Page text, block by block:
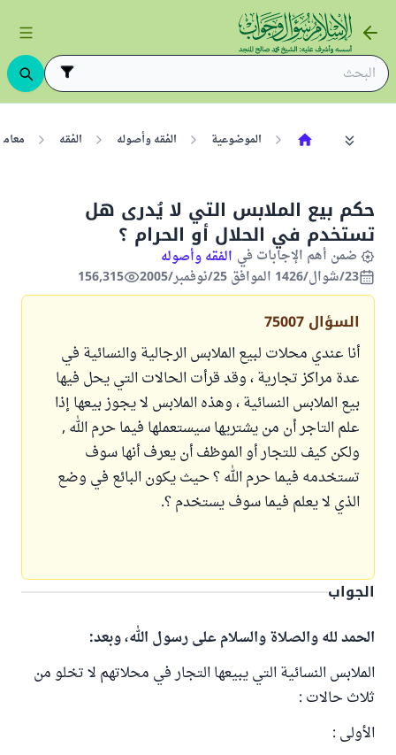
الموضوعية الفقه وأصوله الفقه
حكم بيع الملابس التي لا يُدرى هل
تستخدم في الحلال أو الحرام ؟
ضمن أهم الإجابات في الفقه وأصوله
23/شوال/1426 الموافق 25/نوفمبر/2005
156,315
السؤال 75007
أنا عندي محلات لبيع الملابس الرجالية والنسائية في
عدة مراكز تجارية ، وقد قرأت الحالات التي يحل فيها
بيع الملابس النسائية ، وهذه الملابس لا يجوز بيعها إذا
علم التاجر أن من يشتريها سيستعملها فيما حرم الله ,
ولكن كيف للتجار أو الموظف أن يعرف أنها سوف
تستخدمه فيما حرم الله ؟ حيث يكون البائع في وضع
الذي لا يعلم فيما سوف يستخدم ؟.
الجواب
الحمد لله والصلاة والسلام على رسول الله، وبعد:
الملابس النسائية التي يبيعها التجار في محلاتهم لا تخلو من
ثلاث حالات :
الأولى :